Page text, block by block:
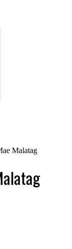
Malatag